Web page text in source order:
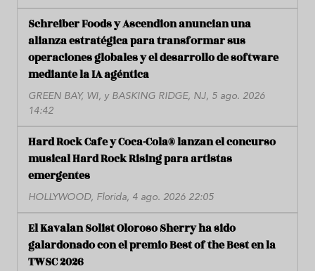
Schreiber Foods y Ascendion anuncian una
alianza estratégica para transformar sus
operaciones globales y el desarrollo de software
mediante la IA agéntica
GREEN BAY, WI, y BASKING RIDGE, NJ, 5 ago. 2026
14:42
Hard Rock Cafe y Coca-Cola® lanzan el concurso
musical Hard Rock Rising para artistas
emergentes
HOLLYWOOD, Florida, 4 ago. 2026 22:05
El Kavalan Solist Oloroso Sherry ha sido
galardonado con el premio Best of the Best en la
TWSC 2026